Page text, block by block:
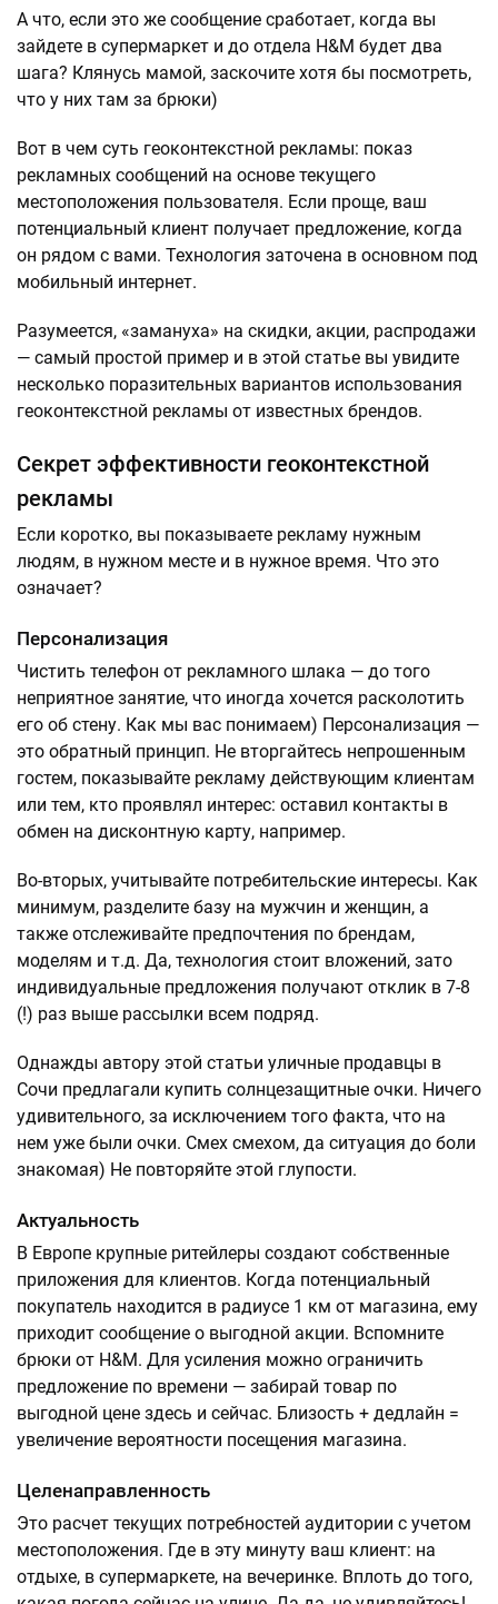
А что, если это же сообщение сработает, когда вы
зайдете в супермаркет и до отдела H&M будет два
шага? Клянусь мамой, заскочите хотя бы посмотреть,
что у них там за брюки)
Вот в чем суть геоконтекстной рекламы: показ
рекламных сообщений на основе текущего
местоположения пользователя. Если проще, ваш
потенциальный клиент получает предложение, когда
он рядом с вами. Технология заточена в основном под
мобильный интернет.
Разумеется, «замануха» на скидки, акции, распродажи
— самый простой пример и в этой статье вы увидите
несколько поразительных вариантов использования
геоконтекстной рекламы от известных брендов.
Секрет эффективности геоконтекстной
рекламы
Если коротко, вы показываете рекламу нужным
людям, в нужном месте и в нужное время. Что это
означает?
Персонализация
Чистить телефон от рекламного шлака — до того
неприятное занятие, что иногда хочется расколотить
его об стену. Как мы вас понимаем) Персонализация —
это обратный принцип. Не вторгайтесь непрошенным
гостем, показывайте рекламу действующим клиентам
или тем, кто проявлял интерес: оставил контакты в
обмен на дисконтную карту, например.
Во-вторых, учитывайте потребительские интересы. Как
минимум, разделите базу на мужчин и женщин, а
также отслеживайте предпочтения по брендам,
моделям и т.д. Да, технология стоит вложений, зато
индивидуальные предложения получают отклик в 7-8
(!) раз выше рассылки всем подряд.
Однажды автору этой статьи уличные продавцы в
Сочи предлагали купить солнцезащитные очки. Ничего
удивительного, за исключением того факта, что на
нем уже были очки. Смех смехом, да ситуация до боли
знакомая) Не повторяйте этой глупости.
Актуальность
В Европе крупные ритейлеры создают собственные
приложения для клиентов. Когда потенциальный
покупатель находится в радиусе 1 км от магазина, ему
приходит сообщение о выгодной акции. Вспомните
брюки от H&M. Для усиления можно ограничить
предложение по времени — забирай товар по
выгодной цене здесь и сейчас. Близость + дедлайн =
увеличение вероятности посещения магазина.
Целенаправленность
Это расчет текущих потребностей аудитории с учетом
местоположения. Где в эту минуту ваш клиент: на
отдыхе, в супермаркете, на вечеринке. Вплоть до того,